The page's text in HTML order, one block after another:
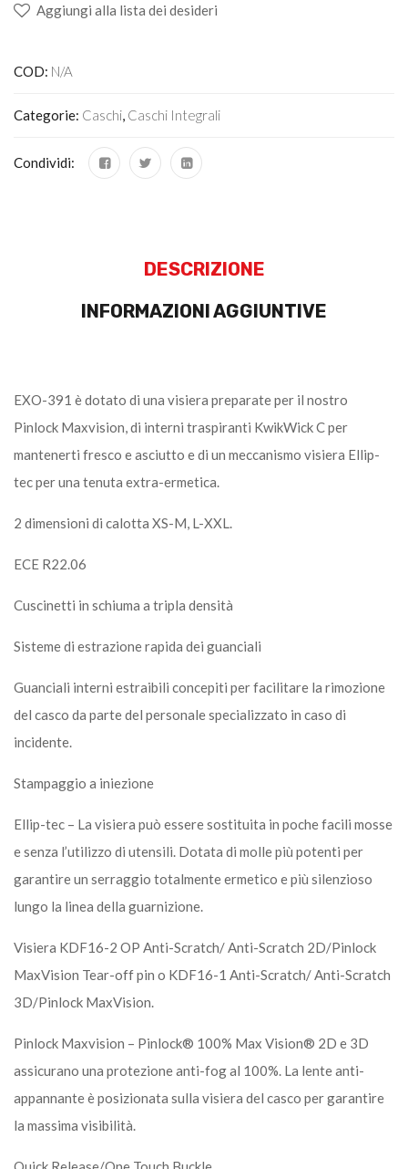
Aggiungi alla lista dei desideri
COD: N/A
Categorie: Caschi, Caschi Integrali
Condividi:
DESCRIZIONE
INFORMAZIONI AGGIUNTIVE
EXO-391 è dotato di una visiera preparate per il nostro
Pinlock Maxvision, di interni traspiranti KwikWick C per
mantenerti fresco e asciutto e di un meccanismo visiera Ellip-
tec per una tenuta extra-ermetica.
2 dimensioni di calotta XS-M, L-XXL.
ECE R22.06
Cuscinetti in schiuma a tripla densità
Sisteme di estrazione rapida dei guanciali
Guanciali interni estraibili concepiti per facilitare la rimozione
del casco da parte del personale specializzato in caso di
incidente.
Stampaggio a iniezione
Ellip-tec – La visiera può essere sostituita in poche facili mosse
e senza l’utilizzo di utensili. Dotata di molle più potenti per
garantire un serraggio totalmente ermetico e più silenzioso
lungo la linea della guarnizione.
Visiera KDF16-2 OP Anti-Scratch/ Anti-Scratch 2D/Pinlock
MaxVision Tear-off pin o KDF16-1 Anti-Scratch/ Anti-Scratch
3D/Pinlock MaxVision.
Pinlock Maxvision – Pinlock® 100% Max Vision® 2D e 3D
assicurano una protezione anti-fog al 100%. La lente anti-
appannante è posizionata sulla visiera del casco per garantire
la massima visibilità.